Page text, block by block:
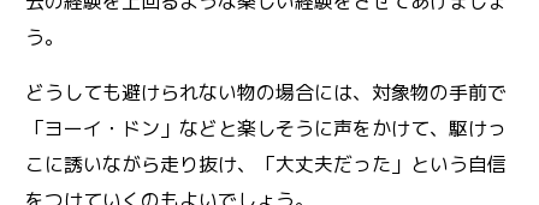
う。
どうしても避けられない物の場合には、対象物の手前で
「ヨーイ・ドン」などと楽しそうに声をかけて、駆けっ
こに誘いながら走り抜け、「大丈夫だった」という自信